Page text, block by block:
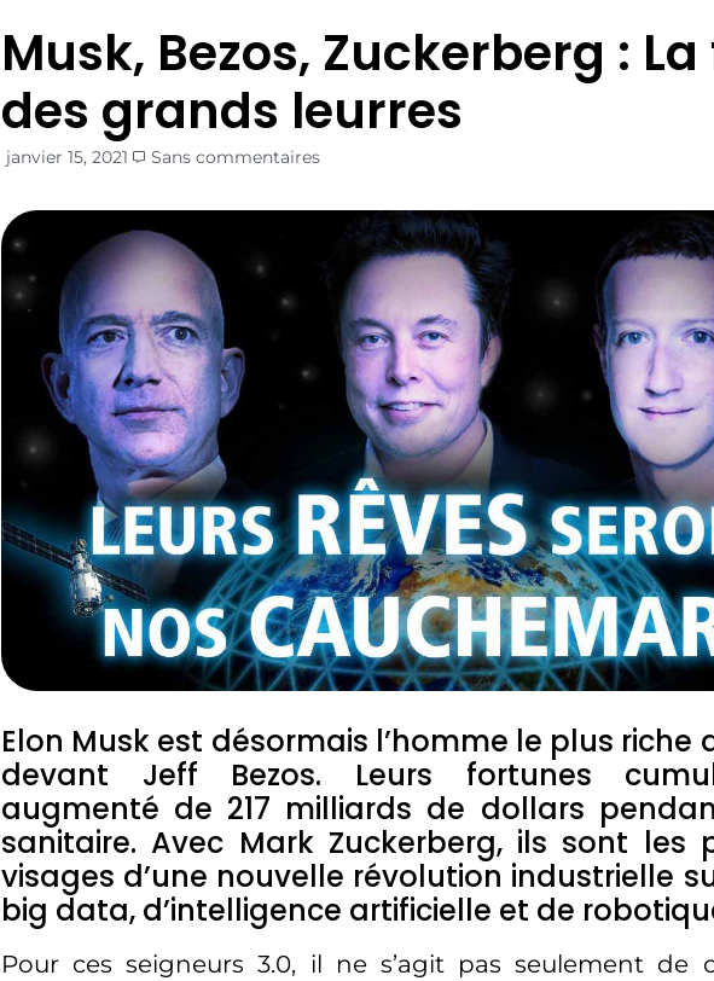
Musk, Bezos, Zuckerberg :
des grands leurres
janvier 15, 2021 Sans commentaires
Elon Musk est désormais l’homme le plus riche
devant Jeff Bezos. Leurs fortunes
augmenté de 217 milliards de dollars
sanitaire. Avec Mark Zuckerberg, ils sont les
visages d’une nouvelle révolution industrielle
big data, d’intelligence artificielle et de
Pour ces seigneurs 3.0, il ne s’agit pas seulement de